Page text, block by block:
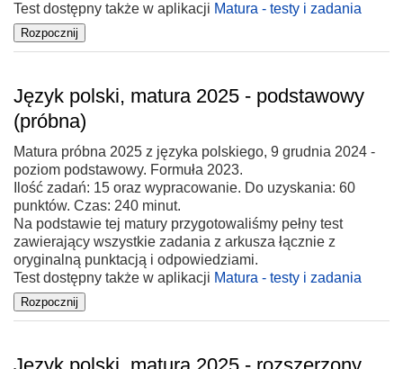
Test dostępny także w aplikacji Matura - testy i zadania
Język polski, matura 2025 - podstawowy
(próbna)
Matura próbna 2025 z języka polskiego, 9 grudnia 2024 -
poziom podstawowy. Formuła 2023.
Ilość zadań: 15 oraz wypracowanie. Do uzyskania: 60
punktów. Czas: 240 minut.
Na podstawie tej matury przygotowaliśmy pełny test
zawierający wszystkie zadania z arkusza łącznie z
oryginalną punktacją i odpowiedziami.
Test dostępny także w aplikacji Matura - testy i zadania